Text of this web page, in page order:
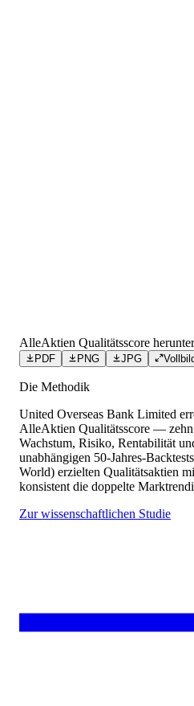
AlleAktien Qualitätsscore
PDF PNG JPG
Die Methodik
United Overseas Bank Limited
AlleAktien Qualitätsscore —
Wachstum, Risiko, Rentabilität
unabhängigen 50-Jahres-
World) erzielten Qualitätsaktien
konsistent die doppelte
Zur wissenschaftlichen Studie